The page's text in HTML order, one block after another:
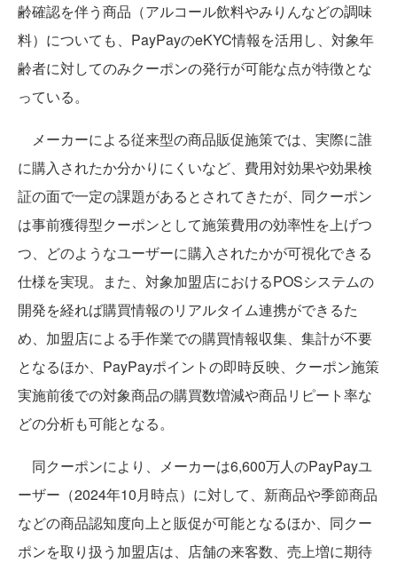
齢確認を伴う商品（アルコール飲料やみりんなどの調味
料）についても、PayPayのeKYC情報を活用し、対象年
齢者に対してのみクーポンの発行が可能な点が特徴とな
っている。
メーカーによる従来型の商品販促施策では、実際に誰
に購入されたか分かりにくいなど、費用対効果や効果検
証の面で一定の課題があるとされてきたが、同クーポン
は事前獲得型クーポンとして施策費用の効率性を上げつ
つ、どのようなユーザーに購入されたかが可視化できる
仕様を実現。また、対象加盟店におけるPOSシステムの
開発を経れば購買情報のリアルタイム連携ができるた
め、加盟店による手作業での購買情報収集、集計が不要
となるほか、PayPayポイントの即時反映、クーポン施策
実施前後での対象商品の購買数増減や商品リピート率な
どの分析も可能となる。
同クーポンにより、メーカーは6,600万人のPayPayユ
ーザー（2024年10月時点）に対して、新商品や季節商品
などの商品認知度向上と販促が可能となるほか、同クー
ポンを取り扱う加盟店は、店舗の来客数、売上増に期待